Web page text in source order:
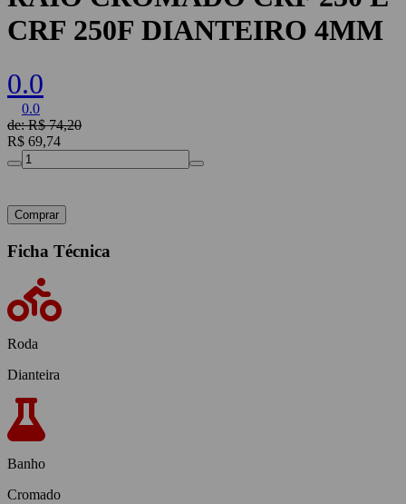
CRF 250F DIANTEIRO 4MM
0.0
0.0
de: R$ 74,20
R$ 69,74
Comprar
Ficha Técnica
Roda
Dianteira
Banho
Cromado